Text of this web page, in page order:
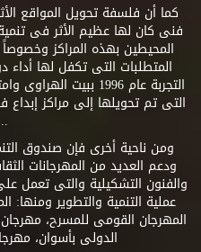
كما أن فلسفة تحويل المواقع
فنى كان لها عظيم الأثر فى
المحيطين بهذه المراكز
المتطلبات التى تكفل لها
التجربة عام 1996
.
ومن ناحية أخرى فإن صندوق
ودعم العديد من المهرجانات
والفنون التشكيلية والتى تعمل
عملية التنمية والتطوير ومنها:
المهرجان القومى للمسرح،
الدولى بأسوان،